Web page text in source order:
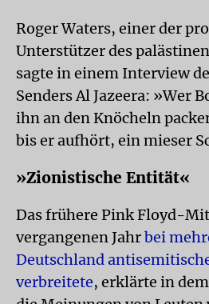
Roger Waters, einer der
Unterstützer des
sagte in einem Interview
Senders Al Jazeera: »Wer
ihn an den Knöcheln
bis er aufhört, ein mieser
»Zionistische Entität«
Das frühere Pink Floyd-
vergangenen Jahrbei
Deutschland
verbreitete, erklärte in